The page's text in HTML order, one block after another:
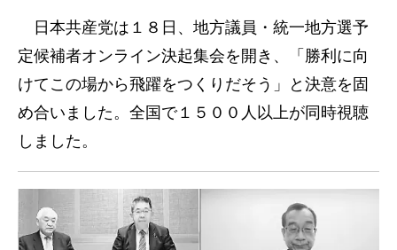
日本共産党は１８日、地方議員・統一地方選予
定候補者オンライン決起集会を開き、「勝利に向
けてこの場から飛躍をつくりだそう」と決意を固
め合いました。全国で１５００人以上が同時視聴
しました。